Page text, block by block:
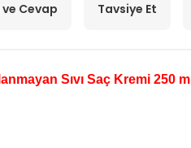
ve Cevap Tavsiye Et
Sıvı Saç Kremi 250 ml